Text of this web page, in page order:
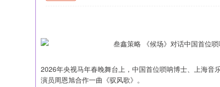
2026年央视马年春晚舞台上，中国首位唢呐博士、上海
演员周恩旭合作一曲《驭风歌》。